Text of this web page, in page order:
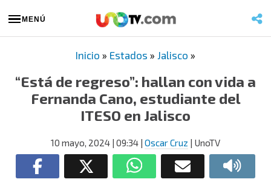
MENÚ
Inicio » Estados » Jalisco »
“Está de regreso”: hallan con vida a
Fernanda Cano, estudiante del
ITESO en Jalisco
10 mayo, 2024 | 09:34 | Oscar Cruz | UnoTV